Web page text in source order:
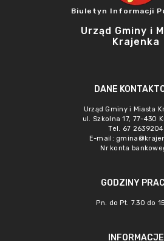
Biuletyn Informacji
Urząd Gminy i
Krajenka
DANE
Urząd Gminy i Miasta
ul. Szkolna 17, 77-430
Tel. 67 2639204
E-mail:
Nr konta
GODZINY
Pn. do Pt. 7.30 do
INFORMACJE